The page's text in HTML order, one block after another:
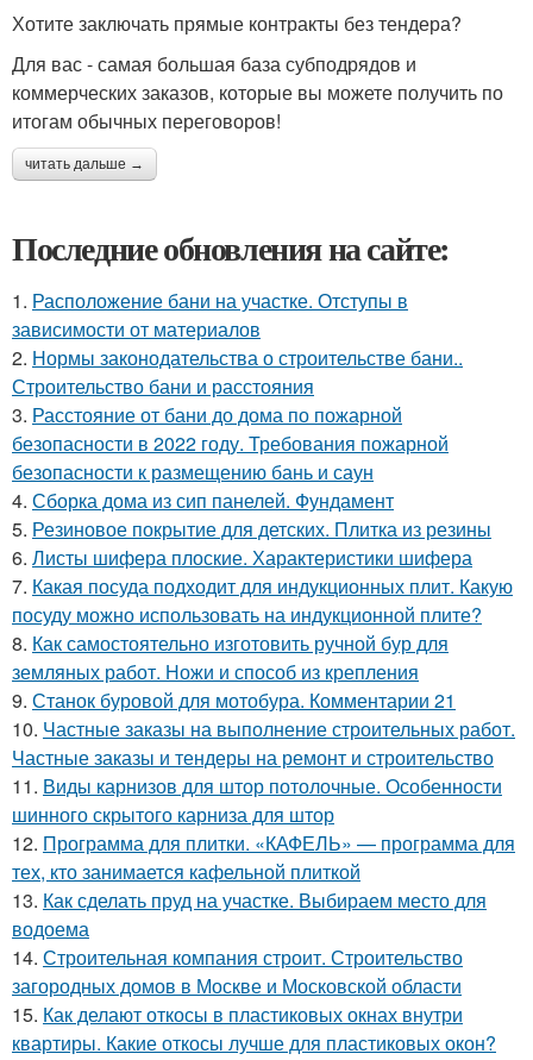
Хотите заключать прямые контракты без тендера?
Для вас - самая большая база субподрядов и
коммерческих заказов, которые вы можете получить по
итогам обычных переговоров!
читать дальше →
Последние обновления на сайте:
1. Расположение бани на участке. Отступы в
зависимости от материалов
2. Нормы законодательства о строительстве бани..
Строительство бани и расстояния
3. Расстояние от бани до дома по пожарной
безопасности в 2022 году. Требования пожарной
безопасности к размещению бань и саун
4. Сборка дома из сип панелей. Фундамент
5. Резиновое покрытие для детских. Плитка из резины
6. Листы шифера плоские. Характеристики шифера
7. Какая посуда подходит для индукционных плит. Какую
посуду можно использовать на индукционной плите?
8. Как самостоятельно изготовить ручной бур для
земляных работ. Ножи и способ из крепления
9. Станок буровой для мотобура. Комментарии 21
10. Частные заказы на выполнение строительных работ.
Частные заказы и тендеры на ремонт и строительство
11. Виды карнизов для штор потолочные. Особенности
шинного скрытого карниза для штор
12. Программа для плитки. «КАФЕЛЬ» — программа для
тех, кто занимается кафельной плиткой
13. Как сделать пруд на участке. Выбираем место для
водоема
14. Строительная компания строит. Строительство
загородных домов в Москве и Московской области
15. Как делают откосы в пластиковых окнах внутри
квартиры. Какие откосы лучше для пластиковых окон?